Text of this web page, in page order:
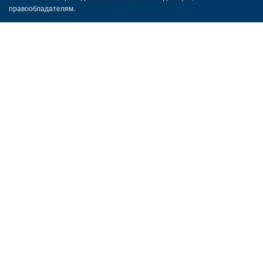
правообладателям.